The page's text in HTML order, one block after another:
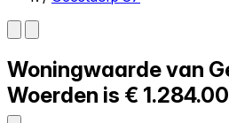
Zelf kopen
Alles-in-één
Reviews
Woningwaarde van
Woerden is €